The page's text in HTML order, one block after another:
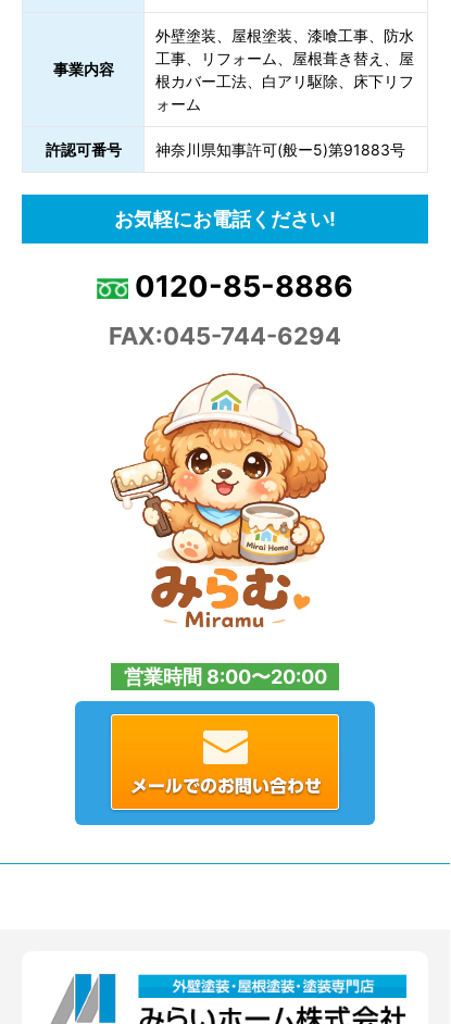
事業内容
外壁塗装、屋根塗装、漆喰工事、防水
工事、リフォーム、屋根葺き替え、屋
根カバー工法、白アリ駆除、床下リフ
ォーム
許認可番号 神奈川県知事許可(般ー5)第91883号
お気軽にお電話ください!
0120-85-8886
FAX:045-744-6294
営業時間 8:00〜20:00